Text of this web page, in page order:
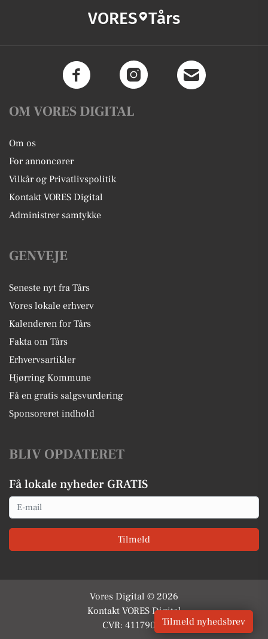
VORES Tårs
OM VORES DIGITAL
Om os
For annoncører
Vilkår og Privatlivspolitik
Kontakt VORES Digital
Administrer samtykke
GENVEJE
Seneste nyt fra Tårs
Vores lokale erhverv
Kalenderen for Tårs
Fakta om Tårs
Erhvervsartikler
Hjørring Kommune
Få en gratis salgsvurdering
Sponsoreret indhold
BLIV OPDATERET
Få lokale nyheder GRATIS
Email
Tilmeld
Vores Digital © 2026
Kontakt VORES Digital
CVR: 41179082Tilmeld nyhedsbrev